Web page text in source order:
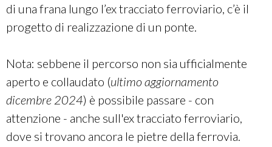
di una frana lungo l’ex tracciato ferroviario, c’è il
progetto di realizzazione di un ponte.
Nota: sebbene il percorso non sia ufficialmente
aperto e collaudato (ultimo aggiornamento
dicembre 2024) è possibile passare - con
attenzione - anche sull'ex tracciato ferroviario,
dove si trovano ancora le pietre della ferrovia.